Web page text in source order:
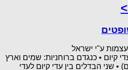
ע"י ישראל
קיום • כנגדם ברוחניות: שמים וארץ
• שני הבדלים בין עדי קיום לעדי